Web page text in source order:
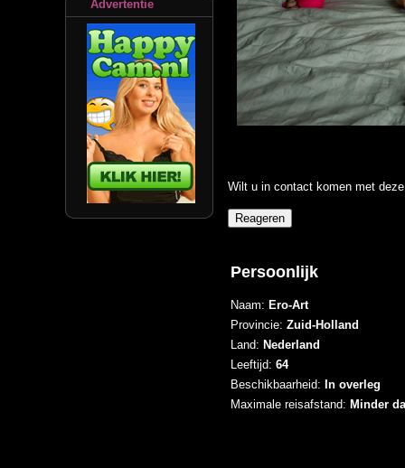
Advertentie
Wilt u in contact komen met
Persoonlijk
Naam: Ero-Art
Provincie: Zuid-Holland
Land: Nederland
Leeftijd: 64
Beschikbaarheid: In overleg
Maximale reisafstand: Minder